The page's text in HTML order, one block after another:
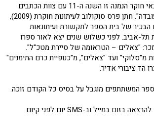
עמרי אסנהיים - עיתונאי חוקר הנמנה זו השנה ה-11 עם צוות הכתבים
הבכיר של התוכנית "עובדה". חתן פרס סוקולוב לעיתונות חוקרת (2009),
הבכיר של בית הספר לתקשורת ועיתונאות
תל-אביב. לפני כשלוש שנים יצא לאור ספרו
"צאלים – הטראומה של סיירת מטכ"ל".
מ"סלוקי" ועד "צאלים", מ"כנופיית כרם התימנים"
הד ציבורי אדיר.
המשתתפים מוגבל על בסיס כל הקודם זוכה.
לנרשמים יישלח לינק להרצאה בזום במייל וב-SMS יום לפני קיום